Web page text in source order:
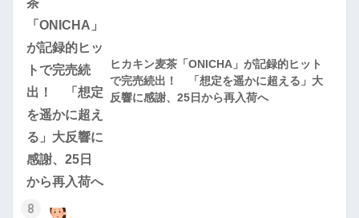
ヒカキン麦茶「ONICHA」が記録的ヒット
で完売続出！ 「想定を遥かに超える」大
反響に感謝、25日から再入荷へ
8